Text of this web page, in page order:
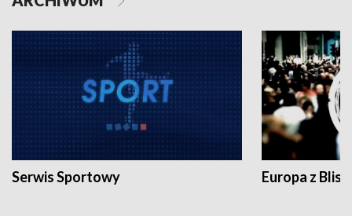
Serwis Sportowy Europa z